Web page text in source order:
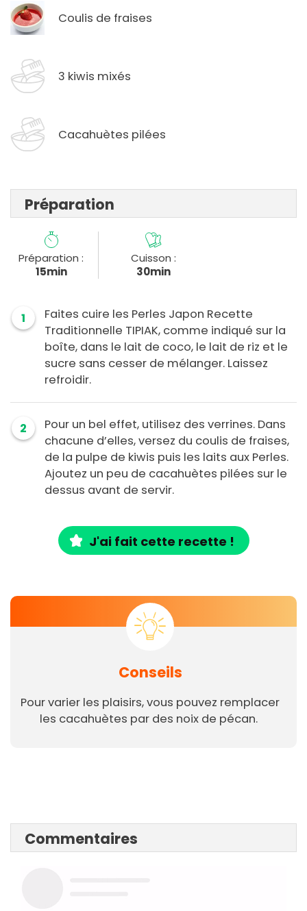
Coulis de fraises
3 kiwis mixés
Cacahuètes pilées
Préparation
Préparation :
15min
Cuisson :
30min
1
Faites cuire les Perles Japon Recette
Traditionnelle TIPIAK, comme indiqué sur la
boîte, dans le lait de coco, le lait de riz et le
sucre sans cesser de mélanger. Laissez
refroidir.
2
Pour un bel effet, utilisez des verrines. Dans
chacune d’elles, versez du coulis de fraises,
de la pulpe de kiwis puis les laits aux Perles.
Ajoutez un peu de cacahuètes pilées sur le
dessus avant de servir.
J'ai fait cette recette !
Conseils
Pour varier les plaisirs, vous pouvez remplacer
les cacahuètes par des noix de pécan.
Commentaires